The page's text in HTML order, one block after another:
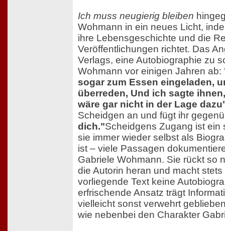
Ich muss neugierig bleiben
Wohmann in ein neues Licht,
ihre Lebensgeschichte und die
Veröffentlichungen richtet. Das
Verlags, eine Autobiographie zu
Wohmann vor einigen Jahren ab:
sogar zum Essen eingeladen,
überreden, Und ich sagte
wäre gar nicht in der Lage
Scheidgen an und fügt ihr
dich."Scheidgens Zugang ist ein
sie immer wieder selbst als
ist – viele Passagen
Gabriele Wohmann. Sie rückt so
die Autorin heran und macht
vorliegende Text keine
erfrischende Ansatz trägt
vielleicht sonst verwehrt
wie nebenbei den Charakter